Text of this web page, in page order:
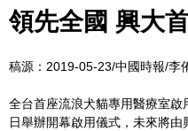
領先全國 興大
稿源：2019-05-23/中國時報/李
全台首座流浪犬貓專用醫療室啟
日舉辦開幕啟用儀式，未來將